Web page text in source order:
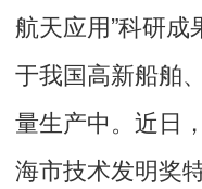
航天应用”科研
于我国高新船舶
量生产中。近日
海市技术发明奖